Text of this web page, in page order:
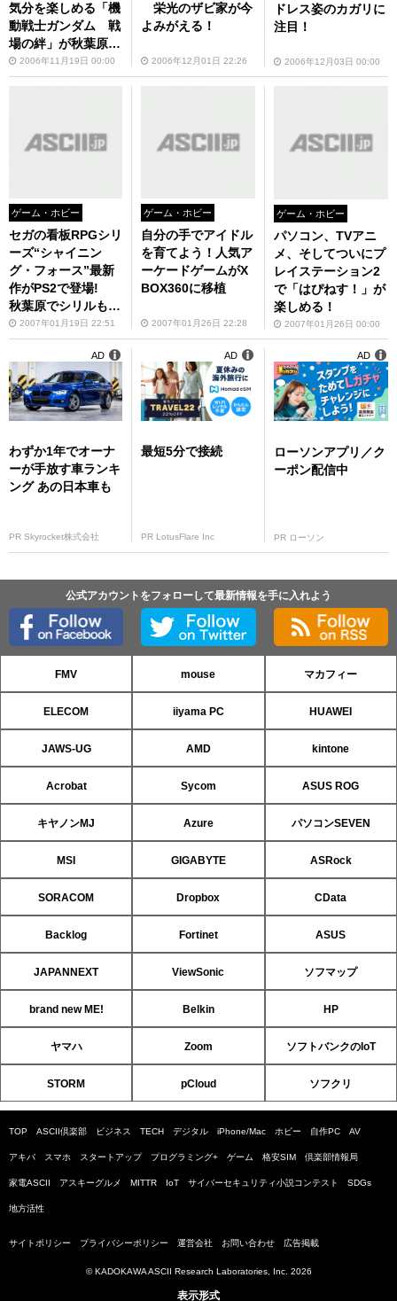
気分を楽しめる「機
動戦士ガンダム 戦
場の絆」が秋葉原に
続々と登場
2006年11月19日 00:00
栄光のザビ家が今
よみがえる！
2006年12月01日 22:26
ドレス姿のカガリに
注目！
2006年12月03日 00:00
ゲーム・ホビー
セガの看板RPGシリ
ーズ“シャイニン
グ・フォース”最新
作がPS2で登場!
秋葉原でシリルも応
援だ!
2007年01月19日 22:51
ゲーム・ホビー
自分の手でアイドル
を育てよう！人気ア
ーケードゲームがX
BOX360に移植
2007年01月26日 22:28
ゲーム・ホビー
パソコン、TVアニ
メ、そしてついにプ
レイステーション2
で「はぴねす！」が
楽しめる！
2007年01月26日 00:00
わずか1年でオーナ
ーが手放す車ランキ
ング あの日本車も
PR Skyrocket株式会社
AD
最短5分で接続
PR LotusFlare Inc
AD
ローソンアプリ／ク
ーポン配信中
PR ローソン
AD
公式アカウントをフォローして最新情報を手に入れよう
FMV mouse マカフィー
ELECOM iiyama PC HUAWEI
JAWS-UG AMD kintone
Acrobat Sycom ASUS ROG
キヤノンMJ Azure パソコンSEVEN
MSI GIGABYTE ASRock
SORACOM Dropbox CData
Backlog Fortinet ASUS
JAPANNEXT ViewSonic ソフマップ
brand new ME! Belkin HP
ヤマハ Zoom ソフトバンクのIoT
STORM pCloud ソフクリ
TOP ASCII倶楽部 ビジネス TECH デジタル iPhone/Mac ホビー 自作PC AV
アキバ スマホ スタートアップ プログラミング+ ゲーム 格安SIM 倶楽部情報局
家電ASCII アスキーグルメ MITTR IoT サイバーセキュリティ小説コンテスト SDGs
地方活性
サイトポリシー プライバシーポリシー 運営会社 お問い合わせ 広告掲載
© KADOKAWA ASCII Research Laboratories, Inc. 2026
表示形式